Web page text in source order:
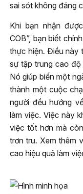
sai sót không đáng
Khi bạn nhận
COB”, bạn biết
thực hiện. Điều này
sự tập trung cao
Nó giúp biến một
thành một cuộc
người đều hướng
làm việc. Việc này
việc tốt hơn mà
trơn tru. Xem thêm
cao hiệu quả làm